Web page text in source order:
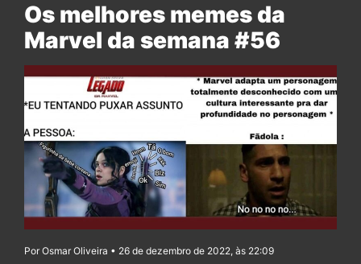
Os melhores memes da
Marvel da semana #56
Por Osmar Oliveira • 26 de dezembro de 2022, às 22:09